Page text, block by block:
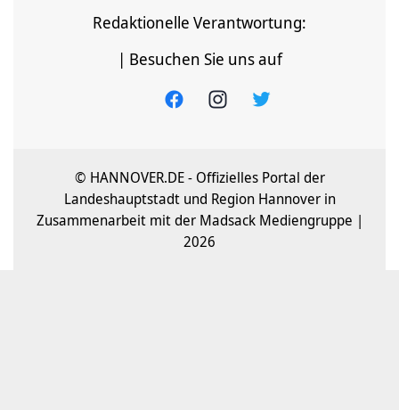
Redaktionelle Verantwortung:
| Besuchen Sie uns auf
© HANNOVER.DE - Offizielles Portal der
Landeshauptstadt und Region Hannover in
Zusammenarbeit mit der Madsack Mediengruppe |
2026